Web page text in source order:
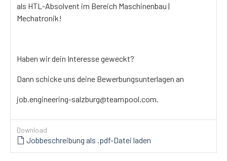
als HTL-Absolvent im Bereich Maschinenbau |
Mechatronik!
Haben wir dein Interesse geweckt?
Dann schicke uns deine Bewerbungsunterlagen an
job.engineering-salzburg@teampool.com.
Download
Jobbeschreibung als .pdf-Datei laden